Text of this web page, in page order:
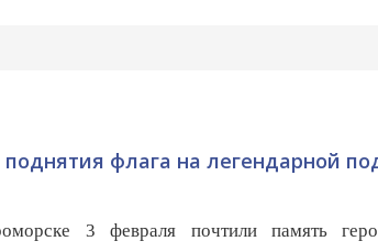
флага на легендарной
3 февраля почтили память